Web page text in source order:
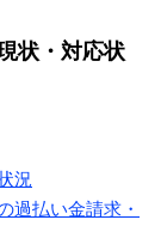
状・対応状
況
過払い金請求・